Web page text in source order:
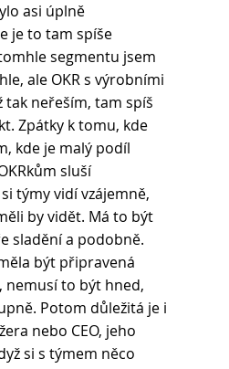
asi úplně
je to tam spíše
segmentu jsem
ale OKR s výrobními
tak neřeším, tam spíš
Zpátky k tomu, kde
kde je malý podíl
sluší
týmy vidí vzájemně,
by vidět. Má to být
sladění a podobně.
být připravená
to být hned,
Potom důležitá je i
nebo CEO, jeho
si s týmem něco